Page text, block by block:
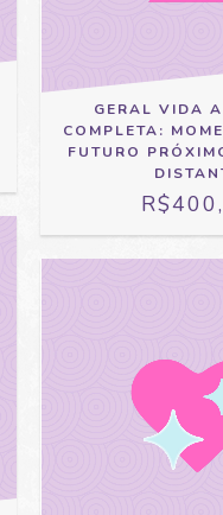
GERAL VIDA
COMPLETA:
FUTURO